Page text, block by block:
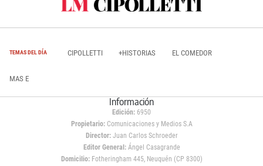
TEMAS DEL DÍA CIPOLLETTI +HISTORIAS EL COMEDOR
MAS E
Información
Edición: 6950
Propietario:Comunicaciones y Medios S.A
Director: Juan Carlos Schroeder
Editor General:Ángel Casagrande
Domicilio:Fotheringham 445, Neuquén (CP 8300)